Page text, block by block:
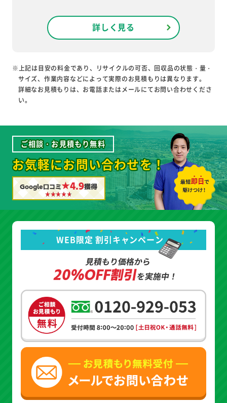
詳しく見る
※上記は目安の料金であり、リサイクルの可否、回収品の状態・量・
サイズ、作業内容などによって実際のお見積もりは異なります。
詳細なお見積もりは、お電話またはメールにてお問い合わせくださ
い。
ご相談・お見積もり無料
お気軽にお問い合わせを！
Google口コミ★4.9獲得
WEB限定 割引キャンペーン
見積もり価格から
20%OFF割引を実施中！